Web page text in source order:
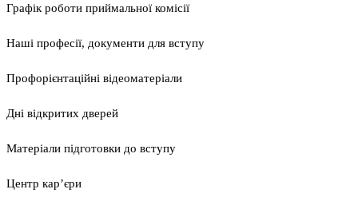
Графік роботи приймальної комісії
Наші професії, документи для вступу
Профорієнтаційні відеоматеріали
Дні відкритих дверей
Матеріали підготовки до вступу
Центр кар’єри